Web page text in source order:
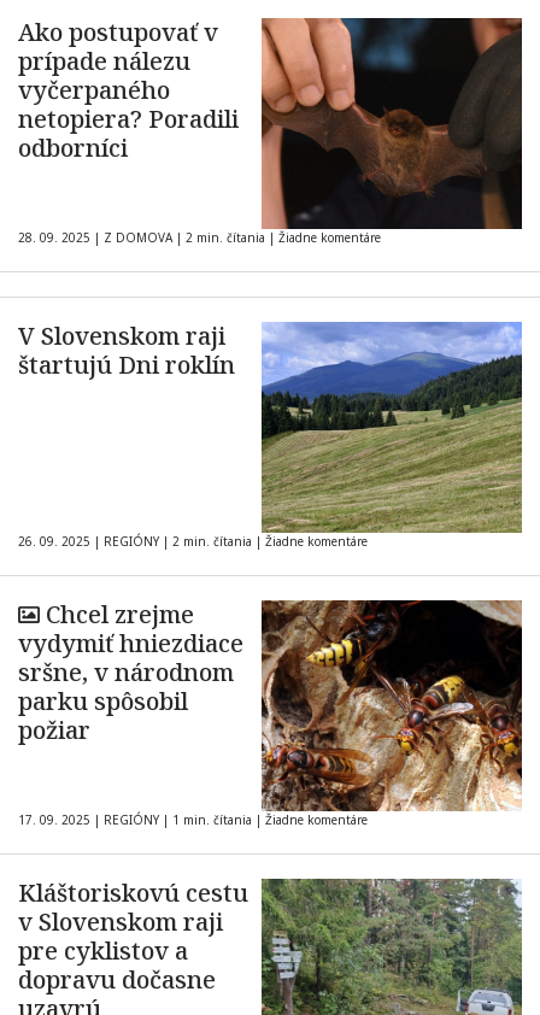
Ako postupovať v
prípade nálezu
vyčerpaného
netopiera? Poradili
odborníci
28. 09. 2025 | Z DOMOVA | 2 min. čítania | Žiadne komentáre
V Slovenskom raji
štartujú Dni roklín
26. 09. 2025 | REGIÓNY | 2 min. čítania | Žiadne komentáre
Chcel zrejme
vydymiť hniezdiace
sršne, v národnom
parku spôsobil
požiar
17. 09. 2025 | REGIÓNY | 1 min. čítania | Žiadne komentáre
Kláštoriskovú cestu
v Slovenskom raji
pre cyklistov a
dopravu dočasne
uzavrú